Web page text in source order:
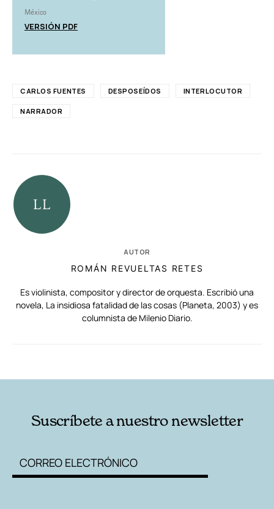
México
VERSIÓN PDF
CARLOS FUENTES DESPOSEÍDOS INTERLOCUTOR
NARRADOR
AUTOR
ROMÁN REVUELTAS RETES
Es violinista, compositor y director de orquesta. Escribió una
novela, La insidiosa fatalidad de las cosas (Planeta, 2003) y es
columnista de Milenio Diario.
Suscríbete a nuestro newsletter